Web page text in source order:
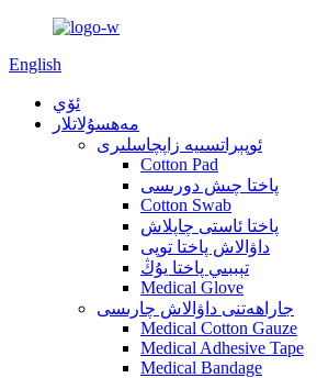
English
ئۆي
مەھسۇلاتلار
ئوپېراتسىيە زاپچاسلىرى
Cotton Pad
پاختا چىش دورىسى
Cotton Swab
پاختا ئاستى چاپلاش
داۋالاش پاختا توپى
تېببىي پاختا يۇڭ
Medical Glove
جاراھەتنى داۋالاش چارىسى
Medical Cotton Gauze
Medical Adhesive Tape
Medical Bandage